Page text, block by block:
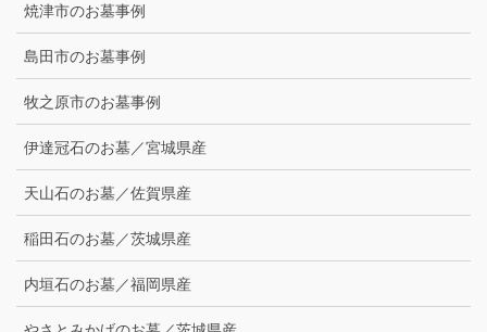
焼津市のお墓事例
島田市のお墓事例
牧之原市のお墓事例
伊達冠石のお墓／宮城県産
天山石のお墓／佐賀県産
稲田石のお墓／茨城県産
内垣石のお墓／福岡県産